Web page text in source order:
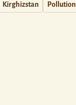
Kirghizstan Pollution